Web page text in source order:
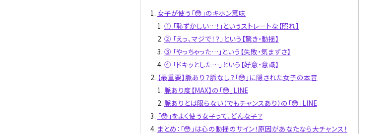
女子が使う「😳」のキホン意味
① 「恥ずかしい…！」というストレートな【照れ】
② 「えっ、マジで！？」という【驚き・動揺】
③ 「やっちゃった…」という【失敗・気まずさ】
④ 「ドキッとした…」という【好意・意識】
【最重要】脈あり？脈なし？「😳」に隠された女子の本音
脈あり度【MAX】の「😳」LINE
脈ありとは限らない（でもチャンスあり）の「😳」LINE
「😳」をよく使う女子って、どんな子？
まとめ：「😳」は心の動揺のサイン！原因があなたなら大チャンス！